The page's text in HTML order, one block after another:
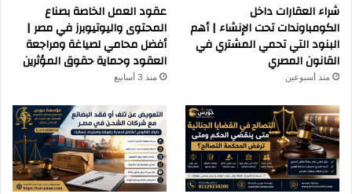
شراء العقارات داخل
الكومباوندات تحت الإنشاء | أهم
البنود التي تحمي المشتري في
القانون المصري
منذ أسبوعين
عقود العمل الخاصة بصناع
المحتوى واليوتيوبرز في مصر |
أفضل محامي لصياغة ومراجعة
العقود وحماية حقوق المؤثرين
منذ 3 أسابيع